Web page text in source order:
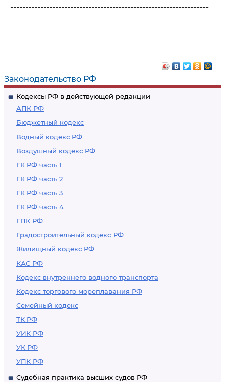
Законодательство РФ
Кодексы РФ в действующей редакции
АПК РФ
Бюджетный кодекс
Водный кодекс РФ
Воздушный кодекс РФ
ГК РФ часть 1
ГК РФ часть 2
ГК РФ часть 3
ГК РФ часть 4
ГПК РФ
Градостроительный кодекс РФ
Жилищный кодекс РФ
КАС РФ
Кодекс внутреннего водного транспорта
Кодекс торгового мореплавания РФ
Семейный кодекс
ТК РФ
УИК РФ
УК РФ
УПК РФ
Судебная практика высших судов РФ
------------------------------------------------------------------